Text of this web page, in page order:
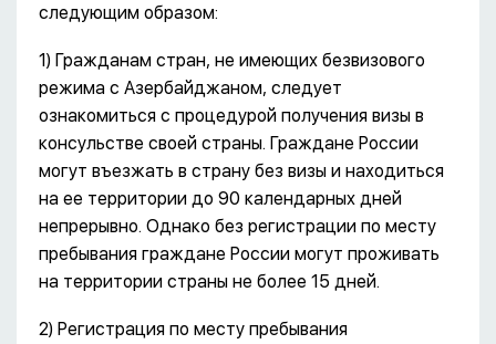
следующим образом:
1) Гражданам стран, не имеющих безвизового
режима с Азербайджаном, следует
ознакомиться с процедурой получения визы в
консульстве своей страны. Граждане России
могут въезжать в страну без визы и находиться
на ее территории до 90 календарных дней
непрерывно. Однако без регистрации по месту
пребывания граждане России могут проживать
на территории страны не более 15 дней.
2) Регистрация по месту пребывания